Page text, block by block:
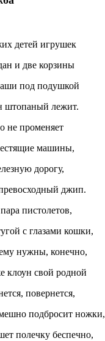
детей игрушек
и две корзины
под подушкой
штопаный лежит.
не променяет
машины,
дорогу,
джип.
пистолетов,
с глазами кошки,
нужны, конечно,
клоун свой родной
повернется,
подбросит ножки,
полечку беспечно,